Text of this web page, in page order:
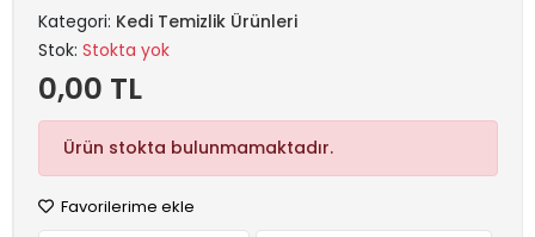
Kategori: Kedi Temizlik Ürünleri
Stok: Stokta yok
0,00 TL
Ürün stokta bulunmamaktadır.
Favorilerime ekle